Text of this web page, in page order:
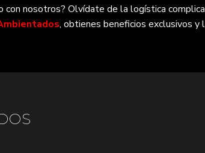
con nosotros? Olvídate de la logística
, obtienes beneficios exclusivos y